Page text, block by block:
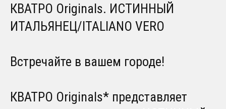
КВАТРО Originals. ИСТИННЫЙ
ИТАЛЬЯНЕЦ/ITALIANO VERO
Встречайте в вашем городе!
КВАТРО Originals* представляет